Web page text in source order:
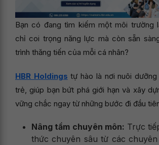
Bạn có đang tìm kiếm một môi trường
chỉ coi trọng năng lực mà còn sẵn
trình thăng tiến của mỗi cá nhân?
HBR Holdings tự hào là nơi nuôi dưỡng
trẻ, giúp bạn bứt phá giới hạn và xây
vững chắc ngay từ những bước đi đầu
Nâng tầm chuyên môn: Trực
thức chuyên sâu từ các